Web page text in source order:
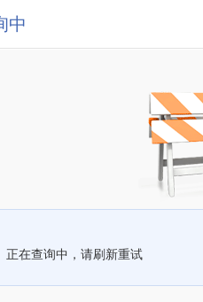
中
正在查询中，请刷新重试